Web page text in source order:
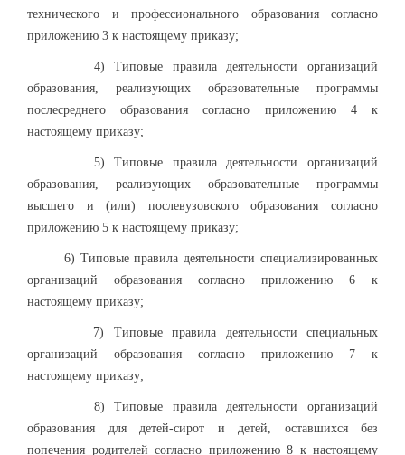
технического и профессионального образования согласно
приложению 3 к настоящему приказу;
4) Типовые правила деятельности организаций
образования, реализующих образовательные программы
послесреднего образования согласно приложению 4 к
настоящему приказу;
5) Типовые правила деятельности организаций
образования, реализующих образовательные программы
высшего и (или) послевузовского образования согласно
приложению 5 к настоящему приказу;
6) Типовые правила деятельности специализированных
организаций образования согласно приложению 6 к
настоящему приказу;
7) Типовые правила деятельности специальных
организаций образования согласно приложению 7 к
настоящему приказу;
8) Типовые правила деятельности организаций
образования для детей-сирот и детей, оставшихся без
попечения родителей согласно приложению 8 к настоящему